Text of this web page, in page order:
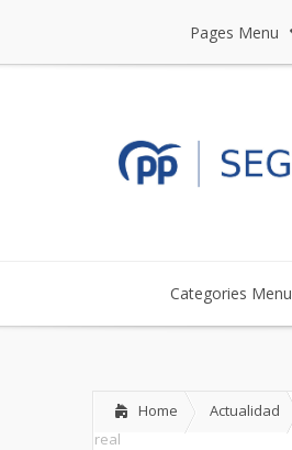
Pages Menu
Categories Menu
Home Actualidad
real